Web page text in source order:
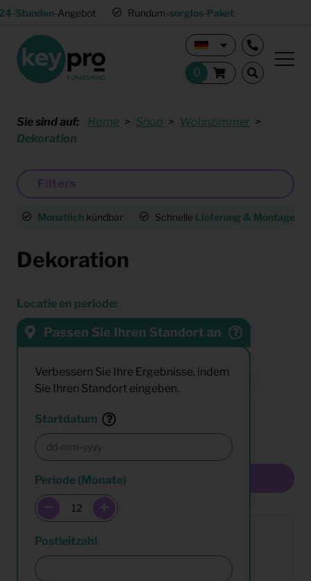
Stunden-Angebot Rundum-sorglos-Paket
Sie sind auf: Home Shop
Wohnzimmer
Dekoration
Filters
Monatlich kündbar Schnelle Lieferung & Montage
Dekoration
Multiselect
Locatie en periode:
Passen Sie Ihren Standort an
Verbessern Sie Ihre Ergebnisse, indem
Sie Ihren Standort eingeben.
Startdatum
Periode (Monate)
Postleitzahl